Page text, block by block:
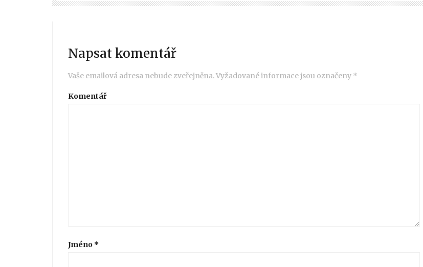
Napsat komentář
Vaše emailová adresa nebude zveřejněna.Vyžadované informace jsou označeny *
Komentář
Jméno *